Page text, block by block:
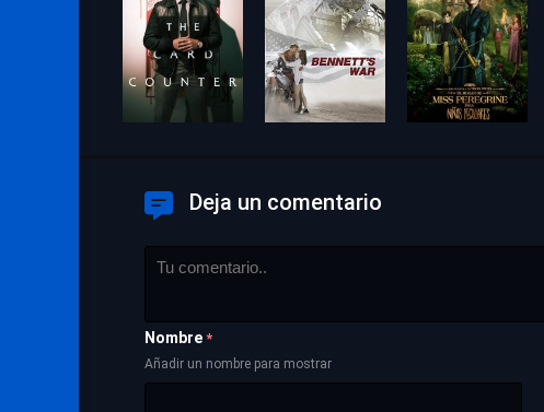
Deja un comentario
Nombre *
Añadir un nombre para mostrar